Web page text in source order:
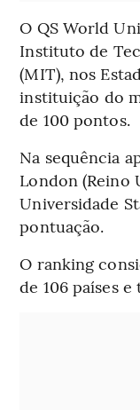
O QS World
Instituto de
(MIT), nos
instituição do
de 100 pontos.
Na sequência
London (Reino
Universidade
pontuação.
O ranking
de 106 países